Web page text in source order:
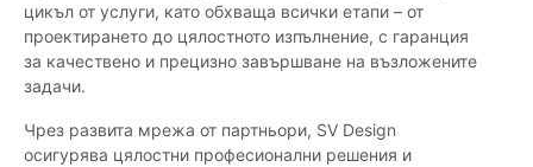
цикъл от услуги, като обхваща всички етапи – от
проектирането до цялостното изпълнение, с гаранция
за качествено и прецизно завършване на възложените
задачи.
Чрез развита мрежа от партньори, SV Design
осигурява цялостни професионални решения и